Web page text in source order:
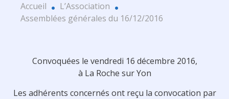
Accueil
L’Association
Assemblées générales du 16/12/2016
Convoquées le vendredi 16 décembre 2016,
à La Roche sur Yon
Les adhérents concernés ont reçu la convocation par